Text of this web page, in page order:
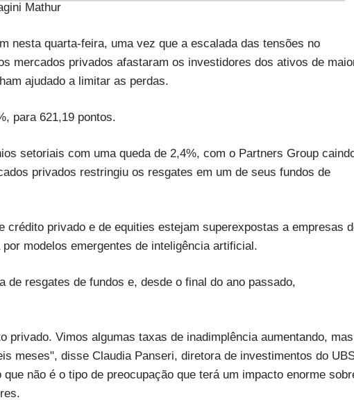
Mathur
nesta quarta-feira, uma vez que a escalada das tensões no
mercados privados afastaram os investidores dos ativos de
ajudado a limitar as perdas.
para 621,19 pontos.
setoriais com uma queda de 2,4%, com o Partners Group
privados restringiu os resgates em um de seus fundos de
crédito privado e de equities estejam superexpostas a empresas
modelos emergentes de inteligência artificial.
de resgates de fundos e, desde o final do ano passado,
privado. Vimos algumas taxas de inadimplência aumentando, mas
meses", disse Claudia Panseri, diretora de investimentos do
não é o tipo de preocupação que terá um impacto enorme